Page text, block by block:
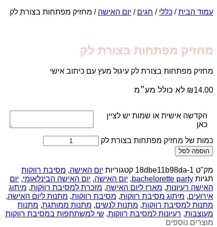
עמוד הבית/ כללי / חגים / יום האישה / מחזיק מפתחות בצורת לק
מחזיק מפתחות בצורת לק
מחזיק מפתחות בצורת לק עיגול מעץ עם כיתוב אישי
₪14.00 לא כולל מע״מ
הקדשה אישית או שמות יש לציין
כאן
כמות של מחזיק מפתחות בצורת לק
הוספה לסל
מק"ט 18dbe11b98da-1 קטגוריות יום האישה, מסיבת רווקות
תגיות bachelorette party
, יום האישה, יום האישה הבינלאומי, יום
האישה רעיונות, מארז ליום האישה, מזכרת למסיבת רווקות, מיתוג
אירועים, מיתוג מסיבת רווקות, מסיבת רווקות, מתנות ליום האישה,
מתנות למסיבת רווקות, מתנות לנשים, מתנות ממותגת, מתנות
מעוצבות, רעיונות למסיבת רווקות, שי למשתתפות במסיבת רווקות
מוצרים נוספים